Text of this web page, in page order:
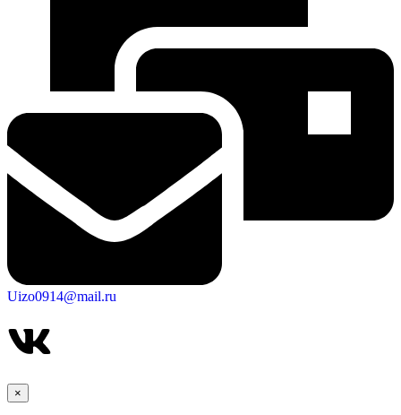
Uizo0914@mail.ru
×